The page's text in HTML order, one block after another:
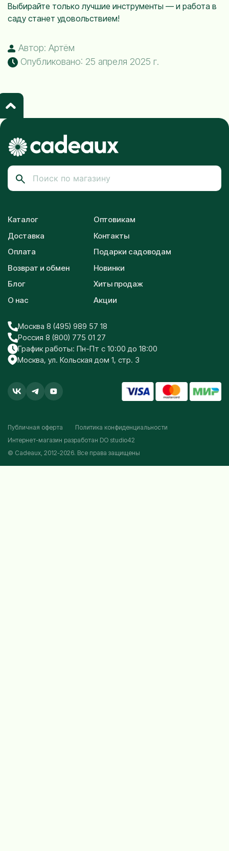
Выбирайте только лучшие инструменты — и работа в
саду станет удовольствием!
Автор: Артём
Опубликовано: 25 апреля 2025 г.
Каталог
Доставка
Оплата
Возврат и обмен
Блог
О нас
Оптовикам
Контакты
Подарки садоводам
Новинки
Хиты продаж
Акции
Москва 8 (495) 989 57 18
Россия 8 (800) 775 01 27
График работы: Пн-Пт с 10:00 до 18:00
Москва, ул. Кольская дом 1, стр. 3
© Cadeaux, 2012-2026. Все права защищены
Публичная оферта
Политика конфиденциальности
Интернет-магазин разработан DO studio42